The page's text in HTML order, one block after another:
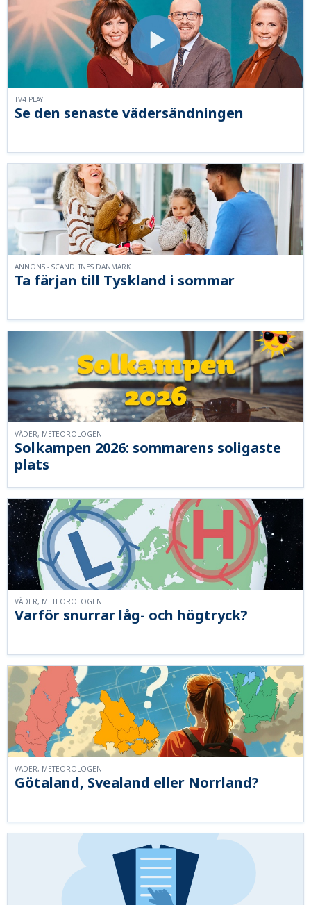
Se den senaste vädersändningen
TV4 PLAY
Ta färjan till Tyskland i sommar
ANNONS - SCANDLINES DANMARK
Solkampen 2026: sommarens soligaste
plats
VÄDER, METEOROLOGEN
Varför snurrar låg- och högtryck?
VÄDER, METEOROLOGEN
Götaland, Svealand eller Norrland?
VÄDER, METEOROLOGEN